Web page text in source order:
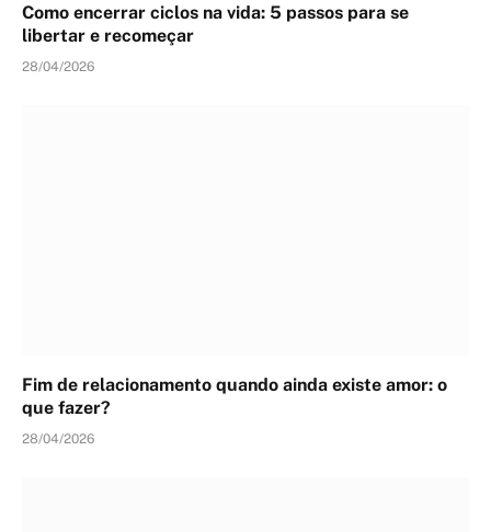
Como encerrar ciclos na vida: 5 passos para se
libertar e recomeçar
28/04/2026
Fim de relacionamento quando ainda existe amor: o
que fazer?
28/04/2026